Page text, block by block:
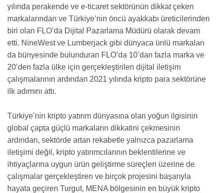
yılında perakende ve e-ticaret sektörünün dikkat çeken
markalarından ve Türkiye’nin öncü ayakkabı üreticilerinden
biri olan FLO’da Dijital Pazarlama Müdürü olarak devam
etti. NineWest ve Lumberjack gibi dünyaca ünlü markaları
da bünyesinde bulunduran FLO’da 10’dan fazla marka ve
20’den fazla ülke için gerçekleştirilen dijital iletişim
çalışmalarının ardından 2021 yılında kripto para sektörüne
ilk adımını attı.
Türkiye’nin kripto yatırım dünyasına olan yoğun ilgisinin
global çapta güçlü markaların dikkatini çekmesinin
ardından, sektörde artan rekabetle yalnızca pazarlama
iletişimi değil, kripto yatırımcılarının beklentilerine ve
ihtiyaçlarına uygun ürün geliştirme süreçleri üzerine de
çalışmalar gerçekleştiren ve birçok projesini başarıyla
hayata geçiren Turgut, MENA bölgesinin en büyük kripto